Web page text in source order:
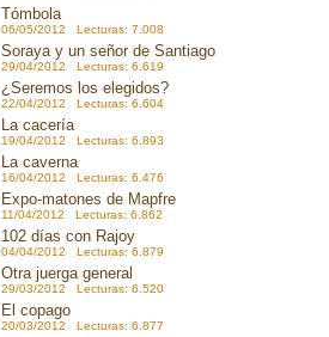
Tómbola
06/05/2012 Lecturas: 7.008
Soraya y un señor de Santiago
29/04/2012 Lecturas: 6.619
¿Seremos los elegidos?
22/04/2012 Lecturas: 6.604
La cacería
19/04/2012 Lecturas: 6.893
La caverna
16/04/2012 Lecturas: 6.476
Expo-matones de Mapfre
11/04/2012 Lecturas: 6.862
102 días con Rajoy
04/04/2012 Lecturas: 6.879
Otra juerga general
29/03/2012 Lecturas: 6.520
El copago
20/03/2012 Lecturas: 6.877